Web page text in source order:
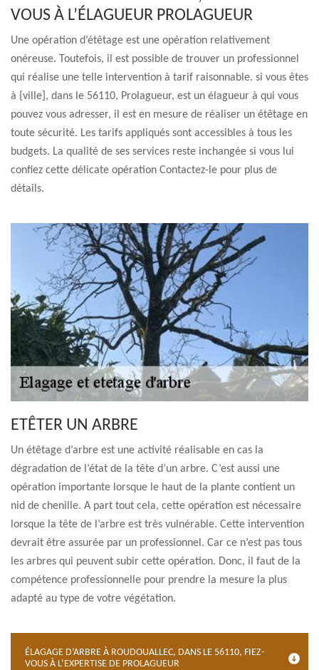
VOUS À L’ÉLAGUEUR PROLAGUEUR
Une opération d’étêtage est une opération relativement
onéreuse. Toutefois, il est possible de trouver un professionnel
qui réalise une telle intervention à tarif raisonnable. si vous êtes
à {ville], dans le 56110, Prolagueur, est un élagueur à qui vous
pouvez vous adresser, il est en mesure de réaliser un étêtage en
toute sécurité. Les tarifs appliqués sont accessibles à tous les
budgets. La qualité de ses services reste inchangée si vous lui
confiez cette délicate opération Contactez-le pour plus de
détails.
ETÊTER UN ARBRE
Un étêtage d’arbre est une activité réalisable en cas la
dégradation de l’état de la tête d’un arbre. C’est aussi une
opération importante lorsque le haut de la plante contient un
nid de chenille. A part tout cela, cette opération est nécessaire
lorsque la tête de l’arbre est très vulnérable. Cette intervention
devrait être assurée par un professionnel. Car ce n’est pas tous
les arbres qui peuvent subir cette opération. Donc, il faut de la
compétence professionnelle pour prendre la mesure la plus
adapté au type de votre végétation.
ÉLAGAGE D’ARBRE À ROUDOUALLEC, DANS LE 56110, FIEZ-
VOUS À L’EXPERTISE DE PROLAGUEUR